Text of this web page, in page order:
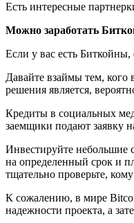
Есть интересные
Можно заработать
Если у вас есть
Давайте взаймы тем, кого
решения является,
Кредиты в социальных
заемщики подают заявку
Инвестируйте небольшие
на определенный срок и
тщательно проверьте,
К сожалению, в мире
надежности проекта, а